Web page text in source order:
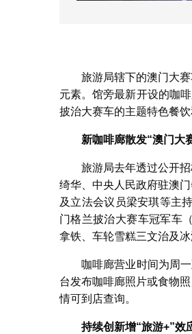
旅游局辖下的澳门大
元素。馆旁最新开设的咖
披治大赛车的主题特色餐
新咖啡廊散发“澳门大
旅游局去年透过公开
绮华、中央人民政府驻澳
及立法会议员梁安琪等主
门格兰披治大赛车冠军车
拿铁、车轮雪糕三文治及
咖啡廊营业时间为周
台发布咖啡廊照片或食物
情可到店查询。
持续创新增“旅游+”效